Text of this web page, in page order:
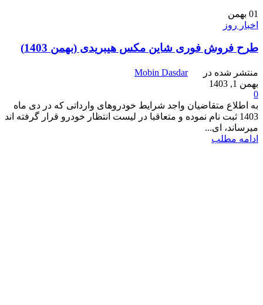
01 بهمن
اخبار روز
طرح فروش فوری شاین مکس هیبریدی (بهمن 1403)
منتشر شده در
Mobin Dasdar
بهمن 1, 1403
0
به اطلاع متقاضیان واجد شرایط خودروهای وارداتی که در دی ماه
1403 ثبت نام نموده و متعاقبا در لیست انتظار خودرو قرار گرفته اند
میرساند، ای...
ادامه مطلب